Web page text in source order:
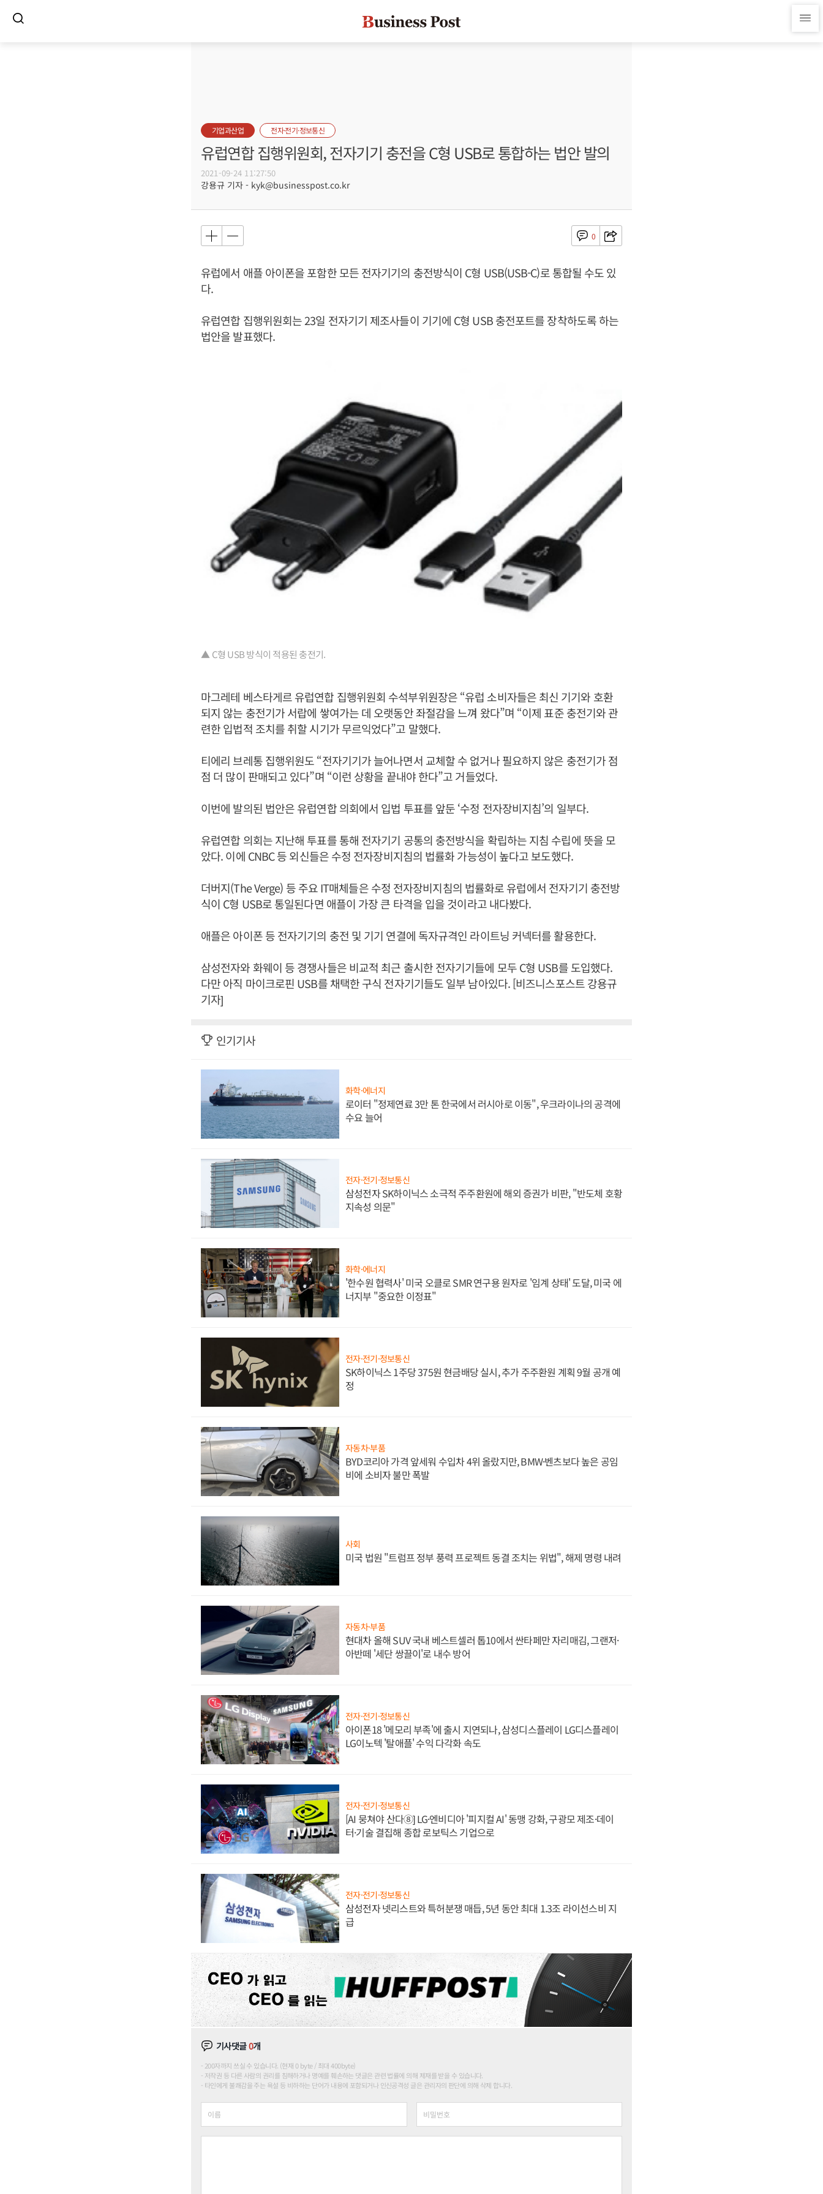
기업과산업 전자·전기·정보통신
유럽연합 집행위원회, 전자기기 충전을 C형 USB로 통합하는 법안 발의
2021-09-24 11:27:50
강용규 기자 - kyk@businesspost.co.kr
0
유럽에서 애플 아이폰을 포함한 모든 전자기기의 충전방식이 C형 USB(USB-C)로 통합될 수도 있
다.
유럽연합 집행위원회는 23일 전자기기 제조사들이 기기에 C형 USB 충전포트를 장착하도록 하는
법안을 발표했다.
▲ C형 USB 방식이 적용된 충전기.
마그레테 베스타게르 유럽연합 집행위원회 수석부위원장은 “유럽 소비자들은 최신 기기와 호환
되지 않는 충전기가 서랍에 쌓여가는 데 오랫동안 좌절감을 느껴 왔다”며 “이제 표준 충전기와 관
련한 입법적 조치를 취할 시기가 무르익었다”고 말했다.
티에리 브레통 집행위원도 “전자기기가 늘어나면서 교체할 수 없거나 필요하지 않은 충전기가 점
점 더 많이 판매되고 있다”며 “이런 상황을 끝내야 한다”고 거들었다.
이번에 발의된 법안은 유럽연합 의회에서 입법 투표를 앞둔 ‘수정 전자장비지침’의 일부다.
유럽연합 의회는 지난해 투표를 통해 전자기기 공통의 충전방식을 확립하는 지침 수립에 뜻을 모
았다. 이에 CNBC 등 외신들은 수정 전자장비지침의 법률화 가능성이 높다고 보도했다.
더버지(The Verge) 등 주요 IT매체들은 수정 전자장비지침의 법률화로 유럽에서 전자기기 충전방
식이 C형 USB로 통일된다면 애플이 가장 큰 타격을 입을 것이라고 내다봤다.
애플은 아이폰 등 전자기기의 충전 및 기기 연결에 독자규격인 라이트닝 커넥터를 활용한다.
삼성전자와 화웨이 등 경쟁사들은 비교적 최근 출시한 전자기기들에 모두 C형 USB를 도입했다.
다만 아직 마이크로핀 USB를 채택한 구식 전자기기들도 일부 남아있다. [비즈니스포스트 강용규
기자]
인기기사
화학·에너지
로이터 "정제연료 3만 톤 한국에서 러시아로 이동", 우크라이나의 공격에
수요 늘어
전자·전기·정보통신
삼성전자 SK하이닉스 소극적 주주환원에 해외 증권가 비판, "반도체 호황
지속성 의문"
화학·에너지
'한수원 협력사' 미국 오클로 SMR 연구용 원자로 '임계 상태' 도달, 미국 에
너지부 "중요한 이정표"
전자·전기·정보통신
SK하이닉스 1주당 375원 현금배당 실시, 추가 주주환원 계획 9월 공개 예
정
자동차·부품
BYD코리아 가격 앞세워 수입차 4위 올랐지만, BMW·벤츠보다 높은 공임
비에 소비자 불만 폭발
사회
미국 법원 "트럼프 정부 풍력 프로젝트 동결 조치는 위법", 해제 명령 내려
자동차·부품
현대차 올해 SUV 국내 베스트셀러 톱10에서 싼타페만 자리매김, 그랜저·
아반떼 '세단 쌍끌이'로 내수 방어
전자·전기·정보통신
아이폰18 '메모리 부족'에 출시 지연되나, 삼성디스플레이 LG디스플레이
LG이노텍 '탈애플' 수익 다각화 속도
전자·전기·정보통신
[AI 뭉쳐야 산다⑧] LG·엔비디아 '피지컬 AI' 동맹 강화, 구광모 제조·데이
터·기술 결집해 종합 로보틱스 기업으로
전자·전기·정보통신
삼성전자 넷리스트와 특허분쟁 매듭, 5년 동안 최대 1.3조 라이선스비 지
급
기사댓글0개
200자까지 쓰실 수 있습니다. (현재 0 byte / 최대 400byte)
저작권 등 다른 사람의 권리를 침해하거나 명예를 훼손하는 댓글은 관련 법률에 의해 제재를 받을 수 있습니다.
타인에게 불쾌감을 주는 욕설 등 비하하는 단어가 내용에 포함되거나 인신공격성 글은 관리자의 판단에 의해 삭제 합니다.